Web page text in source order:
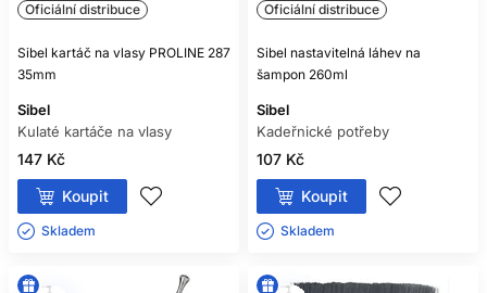
Oficiální distribuce
Sibel kartáč na vlasy PROLINE 287
35mm
Sibel
Kulaté kartáče na vlasy
147 Kč
Koupit
Skladem ㅤ
Oficiální distribuce
Sibel nastavitelná láhev na
šampon 260ml
Sibel
Kadeřnické potřeby
107 Kč
Koupit
Skladem ㅤ